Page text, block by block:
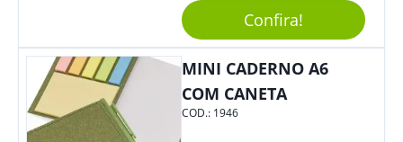
Empresa Em Eventos,
Reuniões Corporativas Ou Até
Mesmo Para Presentear
Colaboradores.
Confira!
MINI CADERNO A6
COM CANETA
COD.: 1946